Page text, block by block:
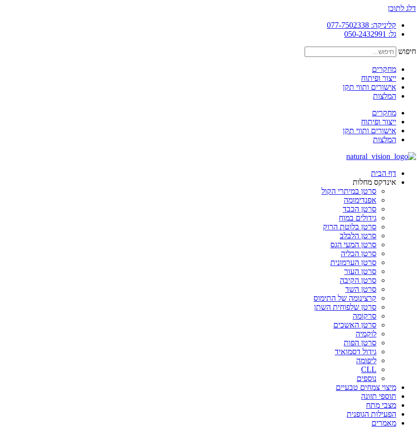
דלג לתוכן
קליניקה: 077-7502338
גל: 050-2432991
חיפוש
מחקרים
ייצור ופיתוח
אישורים ותווי תקן
המלצות
מחקרים
ייצור ופיתוח
אישורים ותווי תקן
המלצות
דף הבית
אינדקס מחלות
סרטן במיתרי הקול
אפנדימומה
סרטן הכבד
גידולים במוח
סרטן בלוטת הרוק
סרטן הלבלב
סרטן המעי הגס
סרטן הכליה
סרטן הערמונית
סרטן העור
סרטן הקיבה
סרטן השד
קרצינומה של התימוס
סרטן שלפוחית השתן
סרקומה
סרטן האשכים
לוקמיה
סרטן הפות
גידול דסמואיד
ליפומה
CLL
נוספים
מיצוי צמחים טבעיים
תוספי תזונה
מצבי מתח
הפעילות הגופנית
מאמרים